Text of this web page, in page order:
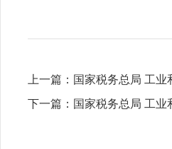
上一篇： 国家税务总局 工
下一篇： 国家税务总局 工